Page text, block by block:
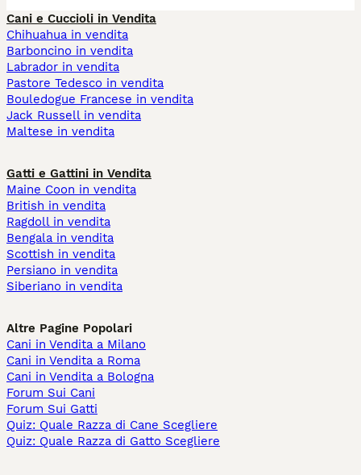
Cani e Cuccioli in Vendita
Chihuahua in vendita
Barboncino in vendita
Labrador in vendita
Pastore Tedesco in vendita
Bouledogue Francese in vendita
Jack Russell in vendita
Maltese in vendita
Gatti e Gattini in Vendita
Maine Coon in vendita
British in vendita
Ragdoll in vendita
Bengala in vendita
Scottish in vendita
Persiano in vendita
Siberiano in vendita
Altre Pagine Popolari
Cani in Vendita a Milano
Cani in Vendita a Roma
Cani in Vendita a Bologna
Forum Sui Cani
Forum Sui Gatti
Quiz: Quale Razza di Cane Scegliere
Quiz: Quale Razza di Gatto Scegliere